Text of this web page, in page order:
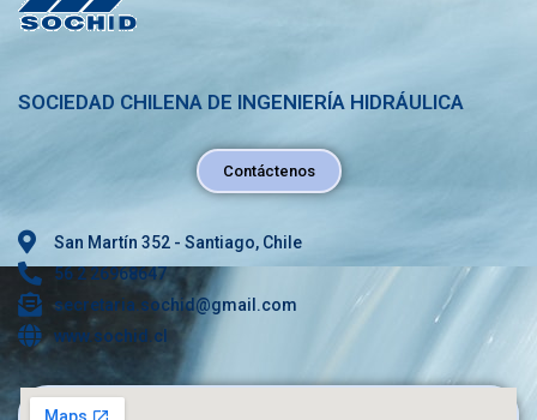
SOCIEDAD CHILENA DE INGENIERÍA HIDRÁULICA
Contáctenos
San Martín 352 - Santiago, Chile
56 2 26968647
secretaria.sochid@gmail.com
www.sochid.cl